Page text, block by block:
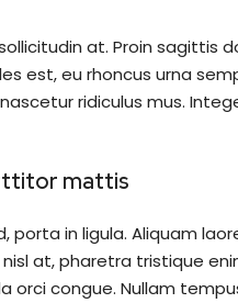
at. Proin sagittis
est, eu rhoncus urna
ridiculus mus.
mattis
in ligula. Aliquam
at, pharetra tristique
orci congue. Nullam